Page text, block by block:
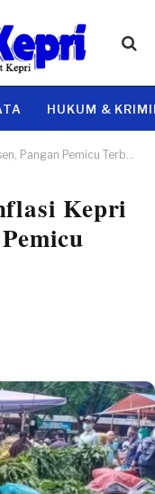
HUKUM &
Pangan Pemicu Terbesar
Kepri